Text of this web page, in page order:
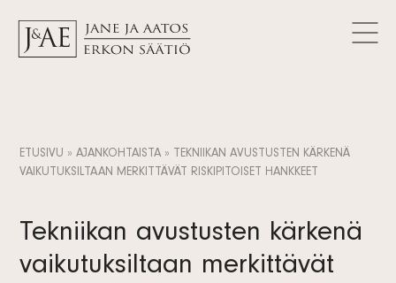
Logot
Yhteystiedot
Tutki avustuksia
AJANKOHTAISTA
Tilaa uutiskirje
SV
ETUSIVU »AJANKOHTAISTA »
TEKNIIKAN AVUSTUSTEN KÄRKENÄ
VAIKUTUKSILTAAN MERKITTÄVÄT RISKIPITOISET HANKKEET
Tekniikan avustusten kärkenä
vaikutuksiltaan merkittävät